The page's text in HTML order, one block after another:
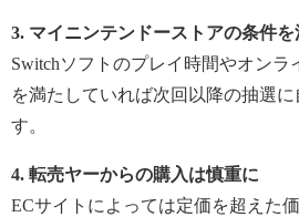
3. マイニンテンドーストアの条件を
Switchソフトのプレイ時間やオン
を満たしていれば次回以降の抽選
す。
4. 転売ヤーからの購入は慎重に
ECサイトによっては定価を超えた